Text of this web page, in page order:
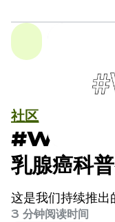
社区
乳腺癌科
始人
这是我们持续推出
3 分钟阅读时间